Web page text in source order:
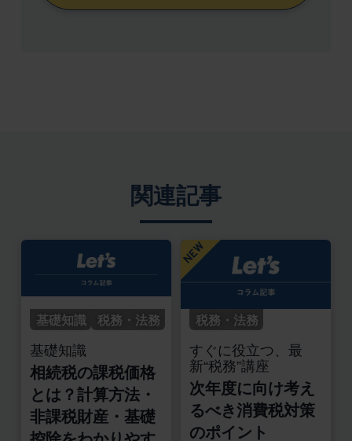
関連記事
基礎知識 税務・法務
基礎知識
相続税の課税価格
とは？計算方法・
非課税財産・基礎
税務・法務
すぐに役立つ、最
新“税務”講座
次年度に向け考え
るべき消費税対策
のポイント